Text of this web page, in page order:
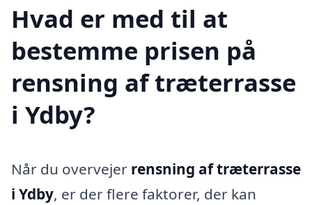
Hvad er med til at
bestemme prisen på
rensning af træterrasse
i Ydby?
Når du overvejer rensning af træterrasse
i Ydby, er der flere faktorer, der kan